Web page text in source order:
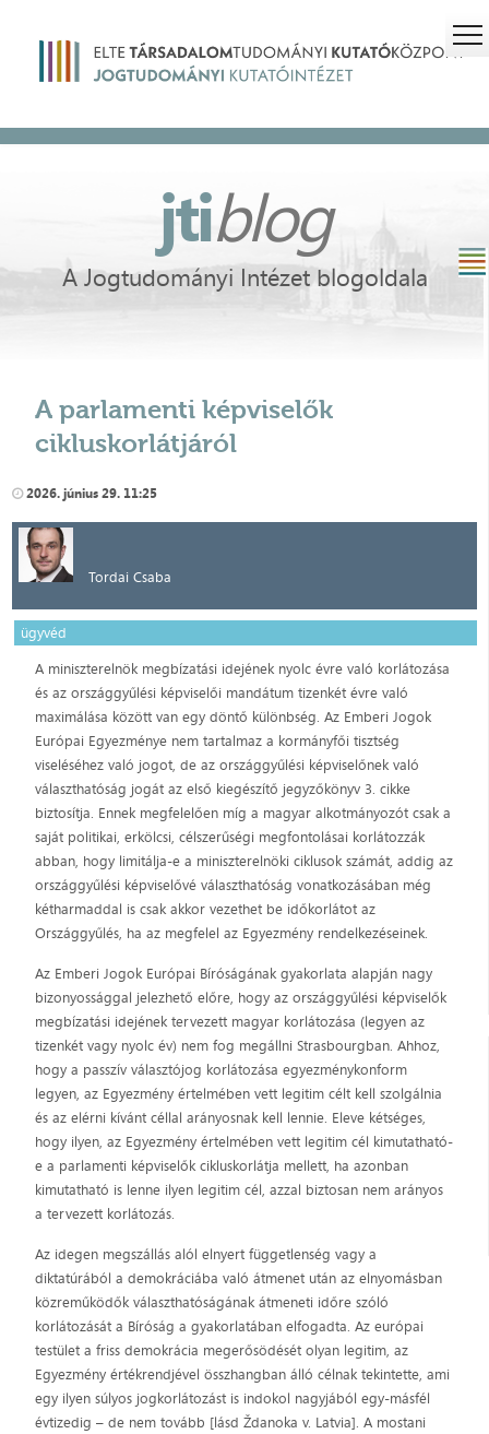
jtiblog
A Jogtudományi Intézet blogoldala
A parlamenti képviselők
cikluskorlátjáról
2026. június 29. 11:25
Tordai Csaba
ügyvéd
A miniszterelnök megbízatási idejének nyolc évre való korlátozása
és az országgyűlési képviselői mandátum tizenkét évre való
maximálása között van egy döntő különbség. Az Emberi Jogok
Európai Egyezménye nem tartalmaz a kormányfői tisztség
viseléséhez való jogot, de az országgyűlési képviselőnek való
választhatóság jogát az első kiegészítő jegyzőkönyv 3. cikke
biztosítja. Ennek megfelelően míg a magyar alkotmányozót csak a
saját politikai, erkölcsi, célszerűségi megfontolásai korlátozzák
abban, hogy limitálja-e a miniszterelnöki ciklusok számát, addig az
országgyűlési képviselővé választhatóság vonatkozásában még
kétharmaddal is csak akkor vezethet be időkorlátot az
Országgyűlés, ha az megfelel az Egyezmény rendelkezéseinek.
Az Emberi Jogok Európai Bíróságának gyakorlata alapján nagy
bizonyossággal jelezhető előre, hogy az országgyűlési képviselők
megbízatási idejének tervezett magyar korlátozása (legyen az
tizenkét vagy nyolc év) nem fog megállni Strasbourgban. Ahhoz,
hogy a passzív választójog korlátozása egyezménykonform
legyen, az Egyezmény értelmében vett legitim célt kell szolgálnia
és az elérni kívánt céllal arányosnak kell lennie. Eleve kétséges,
hogy ilyen, az Egyezmény értelmében vett legitim cél kimutatható-
e a parlamenti képviselők cikluskorlátja mellett, ha azonban
kimutatható is lenne ilyen legitim cél, azzal biztosan nem arányos
a tervezett korlátozás.
Az idegen megszállás alól elnyert függetlenség vagy a
diktatúrából a demokráciába való átmenet után az elnyomásban
közreműködők választhatóságának átmeneti időre szóló
korlátozását a Bíróság a gyakorlatában elfogadta. Az európai
testület a friss demokrácia megerősödését olyan legitim, az
Egyezmény értékrendjével összhangban álló célnak tekintette, ami
egy ilyen súlyos jogkorlátozást is indokol nagyjából egy-másfél
évtizedig – de nem tovább [lásd Ždanoka v. Latvia]. A mostani